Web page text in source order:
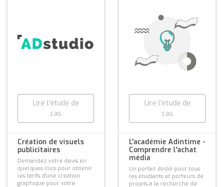
Lire l'étude de
cas
Création de visuels
publicitaires
Demandez votre devis en
quelques clics pour obtenir
les tarifs d'une création
graphique pour votre
Lire l'étude de
cas
L'académie Adintime -
Comprendre l'achat
média
Un portail dédié pour tous
les étudiants et porteurs de
projets à la recherche de